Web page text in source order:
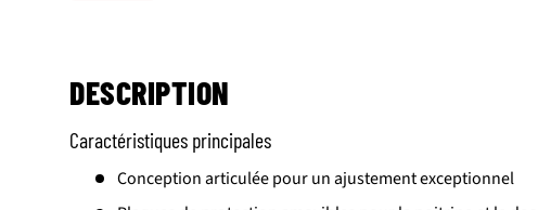
DESCRIPTION
Caractéristiques principales
Conception articulée pour un ajustement exceptionnel